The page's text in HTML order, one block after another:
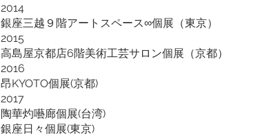
2014
銀座三越９階アートスペース∞個展（東京）
2015
高島屋京都店6階美術工芸サロン個展（京都）
2016
昂KYOTO個展(京都)
2017
陶華灼囈廊個展(台湾)
銀座日々個展(東京)